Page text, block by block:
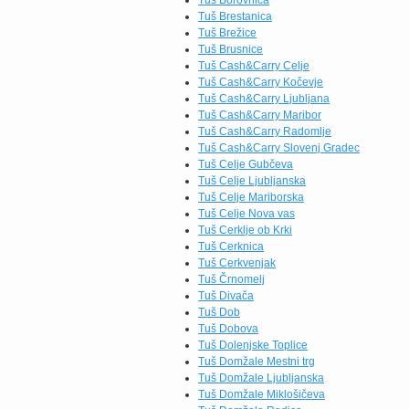
glede na to, ali želite […]
Tuš Brestanica
Tuš Brežice
Tuš Brusnice
Tuš Cash&Carry Celje
Tuš Cash&Carry Kočevje
Tuš Cash&Carry Ljubljana
Tuš Cash&Carry Maribor
Tuš Cash&Carry Radomlje
Tuš Cash&Carry Slovenj Gradec
Tuš Celje Gubčeva
Tuš Celje Ljubljanska
Tuš Celje Mariborska
Tuš Celje Nova vas
Tuš Cerklje ob Krki
Tuš Cerknica
Tuš Cerkvenjak
Tuš Črnomelj
Tuš Divača
Tuš Dob
Tuš Dobova
Tuš Dolenjske Toplice
Tuš Domžale Mestni trg
Tuš Domžale Ljubljanska
Tuš Domžale Miklošičeva